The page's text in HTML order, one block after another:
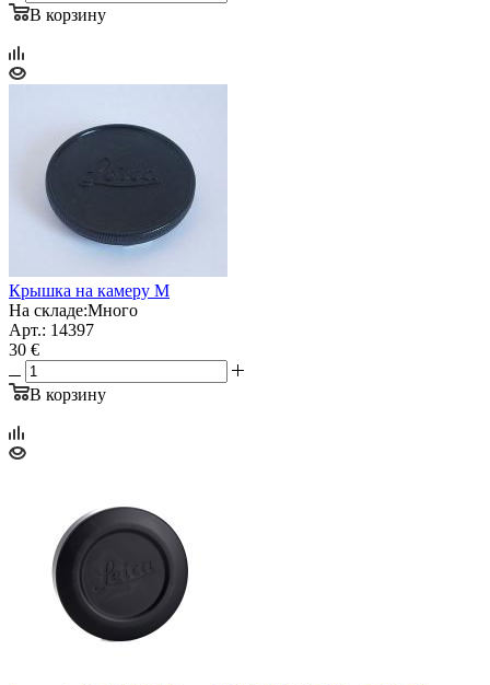
В корзину
Крышка на камеру М
На складе:Много
Арт.: 14397
30 €
В корзину